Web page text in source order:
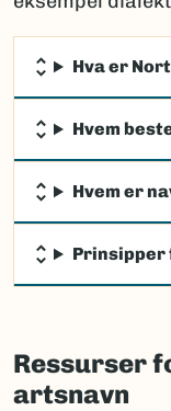
Hva er
Hvem
Hvem er
Prinsipper
Ressurser
artsnavn